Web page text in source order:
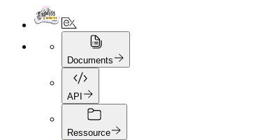
Documents
API
Ressource